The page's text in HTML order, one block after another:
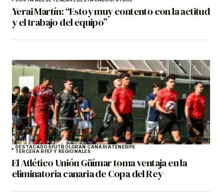
Yerai Martín: “Estoy muy contento con la actitud
y el trabajo del equipo”
DESTACADOSFÚTBOLGRAN CANARIATENERIFE
TERCERA RFEF Y REGIONALES
El Atlético Unión Güímar toma ventaja en la
eliminatoria canaria de Copa del Rey